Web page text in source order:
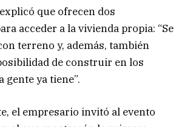
que ofrecen dos
acceder a la vivienda propia: “Se
terreno y, además, también
de construir en los
gente ya tiene”.
el empresario invitó al evento